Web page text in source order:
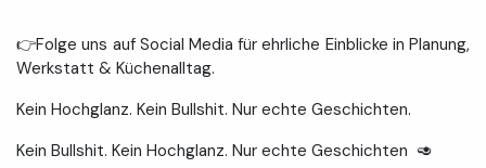
👉Folge uns auf Social Media für ehrliche Einblicke in Planung,
Werkstatt & Küchenalltag.
Kein Hochglanz. Kein Bullshit. Nur echte Geschichten.
Kein Bullshit. Kein Hochglanz. Nur echte Geschichten 🥑